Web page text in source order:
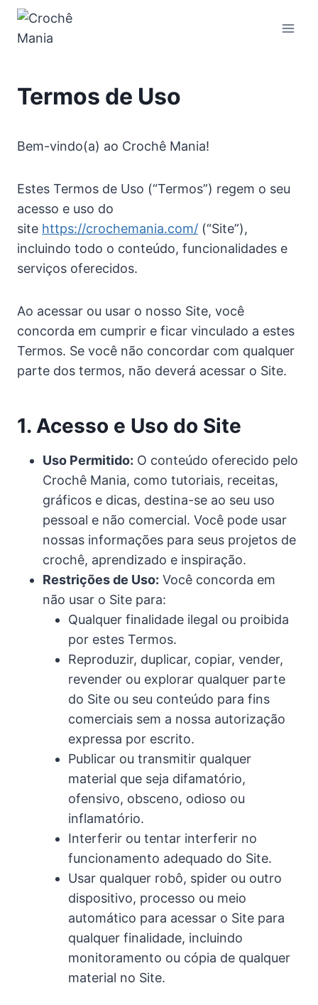
Pular
Termos de Uso
Bem-vindo(a) ao Crochê Mania!
Estes Termos de Uso (“Termos”) regem o seu
acesso e uso do
site https://crochemania.com/ (“Site”),
incluindo todo o conteúdo, funcionalidades e
serviços oferecidos.
Ao acessar ou usar o nosso Site, você
concorda em cumprir e ficar vinculado a estes
Termos. Se você não concordar com qualquer
parte dos termos, não deverá acessar o Site.
1. Acesso e Uso do Site
Uso Permitido: O conteúdo oferecido pelo
Crochê Mania, como tutoriais, receitas,
gráficos e dicas, destina-se ao seu uso
pessoal e não comercial. Você pode usar
nossas informações para seus projetos de
crochê, aprendizado e inspiração.
Restrições de Uso: Você concorda em
não usar o Site para:
Qualquer finalidade ilegal ou proibida
por estes Termos.
Reproduzir, duplicar, copiar, vender,
revender ou explorar qualquer parte
do Site ou seu conteúdo para fins
comerciais sem a nossa autorização
expressa por escrito.
Publicar ou transmitir qualquer
material que seja difamatório,
ofensivo, obsceno, odioso ou
inflamatório.
Interferir ou tentar interferir no
funcionamento adequado do Site.
Usar qualquer robô, spider ou outro
dispositivo, processo ou meio
automático para acessar o Site para
qualquer finalidade, incluindo
monitoramento ou cópia de qualquer
material no Site.